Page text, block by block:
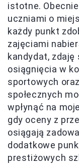
istotne.
uczniami o
każdy punkt
zajęciami
kandydat, zdaję
osiągnięcia w
sportowych
społecznych
wpłynąć na
gdy oceny z
osiągają
dodatkowe
prestiżowych